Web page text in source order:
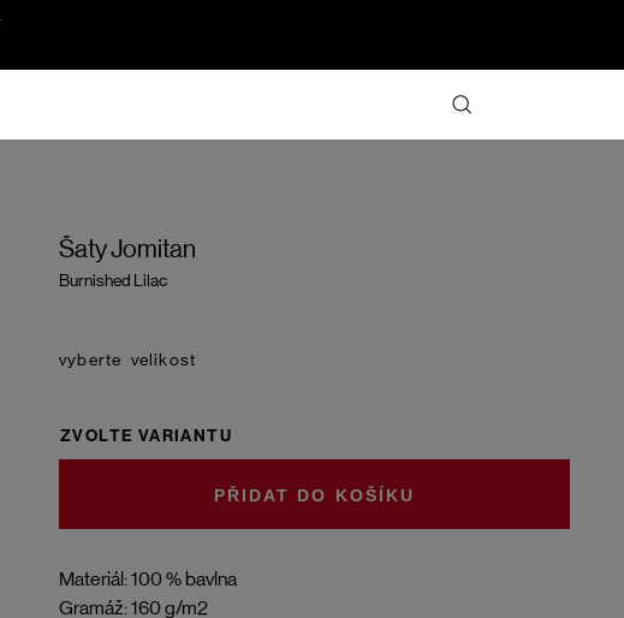
Šaty Jomitan
Burnished Lilac
Materiál: 100 % bavlna
Gramáž: 160 g/m2
velikost
ZVOLTE VARIANTU
DO KOŠÍKU